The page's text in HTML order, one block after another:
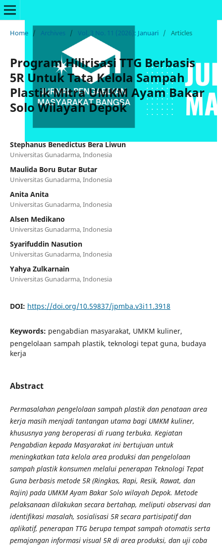
Home / Archives / Vol. 3 No. 11 (2026): Januari / Articles
Program Hilirisasi TTG Berbasis
5R Untuk Tata Kelola Sampah
Plastik Mitra UMKM Ayam Bakar
Solo Wilayah Depok
Stephanus Benedictus Bera Liwun
Universitas Gunadarma, Indonesia
Maulida Boru Butar Butar
Universitas Gunadarma, Indonesia
Anita Anita
Universitas Gunadarma, Indonesia
Alsen Medikano
Universitas Gunadarma, Indonesia
Syarifuddin Nasution
Universitas Gunadarma, Indonesia
Yahya Zulkarnain
Universitas Gunadarma, Indonesia
DOI: https://doi.org/10.59837/jpmba.v3i11.3918
Keywords: pengabdian masyarakat, UMKM kuliner,
pengelolaan sampah plastik, teknologi tepat guna, budaya
kerja
Abstract
Permasalahan pengelolaan sampah plastik dan penataan area
kerja masih menjadi tantangan utama bagi UMKM kuliner,
khususnya yang beroperasi di ruang terbuka. Kegiatan
Pengabdian kepada Masyarakat ini bertujuan untuk
meningkatkan tata kelola area produksi dan pengelolaan
sampah plastik konsumen melalui penerapan Teknologi Tepat
Guna berbasis metode 5R (Ringkas, Rapi, Resik, Rawat, dan
Rajin) pada UMKM Ayam Bakar Solo wilayah Depok. Metode
pelaksanaan dilakukan secara bertahap, meliputi observasi dan
identifikasi masalah, sosialisasi 5R secara partisipatif dan
aplikatif, penerapan TTG berupa tempat sampah otomatis serta
pemajangan informasi visual 5R di area produksi, dan uji coba